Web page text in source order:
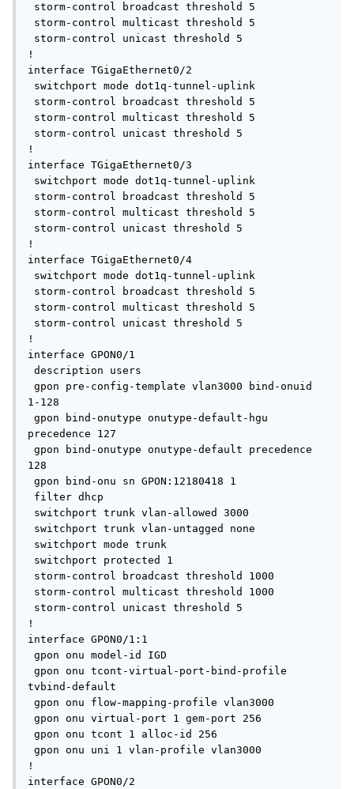
storm-control broadcast threshold 5
storm-control multicast threshold 5
storm-control unicast threshold 5
!
interface TGigaEthernet0/2
switchport mode dot1q-tunnel-uplink
storm-control broadcast threshold 5
storm-control multicast threshold 5
storm-control unicast threshold 5
!
interface TGigaEthernet0/3
switchport mode dot1q-tunnel-uplink
storm-control broadcast threshold 5
storm-control multicast threshold 5
storm-control unicast threshold 5
!
interface TGigaEthernet0/4
switchport mode dot1q-tunnel-uplink
storm-control broadcast threshold 5
storm-control multicast threshold 5
storm-control unicast threshold 5
!
interface GPON0/1
description users
gpon pre-config-template vlan3000 bind-onuid
1-128
gpon bind-onutype onutype-default-hgu
precedence 127
gpon bind-onutype onutype-default precedence
128
gpon bind-onu sn GPON:12180418 1
filter dhcp
switchport trunk vlan-allowed 3000
switchport trunk vlan-untagged none
switchport mode trunk
switchport protected 1
storm-control broadcast threshold 1000
storm-control multicast threshold 1000
storm-control unicast threshold 5
!
interface GPON0/1:1
gpon onu model-id IGD
gpon onu tcont-virtual-port-bind-profile
tvbind-default
gpon onu flow-mapping-profile vlan3000
gpon onu virtual-port 1 gem-port 256
gpon onu tcont 1 alloc-id 256
gpon onu uni 1 vlan-profile vlan3000
!
interface GPON0/2